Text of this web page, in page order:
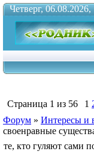
Четверг, 06.08.2026,
Страница 1 из 56 1
Форум » Интересы и
своенравные
те, кто гуляют сами